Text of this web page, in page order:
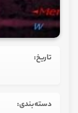
تاریخ:
دسته‌بندی: